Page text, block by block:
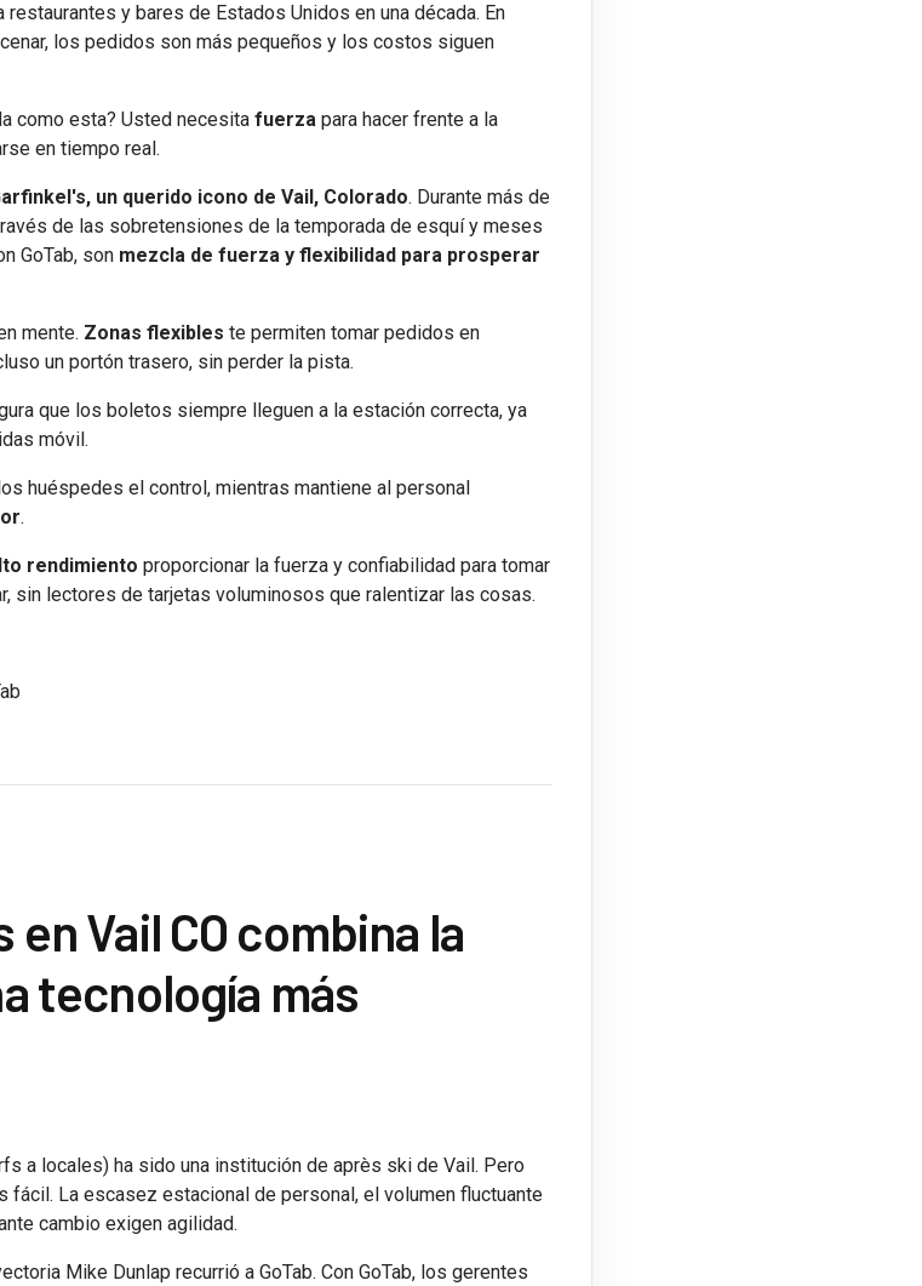
y bares de Estados Unidos en una década. En
los pedidos son más pequeños y los costos siguen
como esta? Usted necesita fuerza para hacer frente a la
en tiempo real.
un querido icono de Vail, Colorado. Durante más de
de las sobretensiones de la temporada de esquí y meses
GoTab, son mezcla de fuerza y flexibilidad para prosperar
mente. Zonas flexibles te permiten tomar pedidos en
un portón trasero, sin perder la pista.
que los boletos siempre lleguen a la estación correcta, ya
móvil.
huéspedes el control, mientras mantiene al personal
.
rendimiento proporcionar la fuerza y confiabilidad para tomar
sin lectores de tarjetas voluminosos que ralentizar las cosas.
Vail CO combina la
tecnología más
a locales) ha sido una institución de après ski de Vail. Pero
fácil. La escasez estacional de personal, el volumen fluctuante
cambio exigen agilidad.
Mike Dunlap recurrió a GoTab. Con GoTab, los gerentes